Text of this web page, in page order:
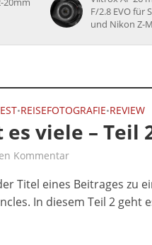
F/2.8 EVO für
und Nikon Z-
•REISEFOTOGRAFIE•REVIEW
viele – Teil
Kommentar
Titel eines Beitrages zu
In diesem Teil 2 geht